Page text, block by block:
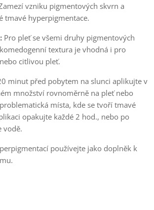
vzniku pigmentových skvrn a
tmavé hyperpigmentace.
Pro pleť se všemi druhy pigmentových
textura je vhodná i pro
citlivou pleť.
minut před pobytem na slunci aplikujte v
množství rovnoměrně na pleť nebo
místa, kde se tvoří tmavé
opakujte každé 2 hod., nebo po
vodě.
používejte jako doplněk k